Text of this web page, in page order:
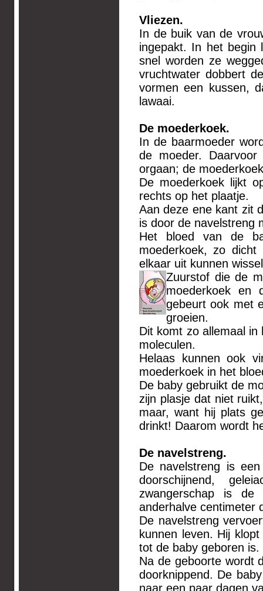
Vliezen.
In de buik van de
ingepakt. In het begin
snel worden ze
vruchtwater dobbert
vormen een kussen,
lawaai.
De
In de baarmoeder
de moeder.
orgaan; de
De moederkoek lijkt
rechts op het plaatje.
Aan deze ene kant zit
is door de navelstreng
Het bloed van de
moederkoek, zo
elkaar uit kunnen
Zuurstof die de
moederkoek en
gebeurt ook met
groeien.
Dit komt zo allemaal
moleculen.
Helaas kunnen ook
moederkoek in het
De baby gebruikt de
zijn plasje dat niet
maar, want hij plats
drinkt! Daarom wordt
De
De navelstreng is
doorschijnend,
zwangerschap is de
anderhalve centimeter
De navelstreng
kunnen leven. Hij
tot de baby geboren is.
Na de geboorte wordt
doorknippend. De
naar een paar dagen